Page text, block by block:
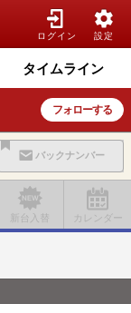
ログイン 設定
タイムライン
フォローする
バックナンバー
新台入替 カレンダー